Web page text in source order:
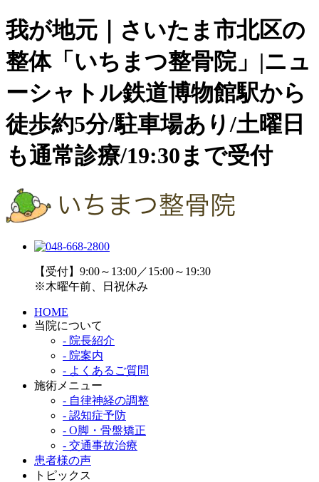
我が地元｜さいたま市北区の
整体「いちまつ整骨院」|ニュ
ーシャトル鉄道博物館駅から
徒歩約5分/駐車場あり/土曜日
も通常診療/19:30まで受付
【受付】9:00～13:00／15:00～19:30
※木曜午前、日祝休み
HOME
当院について
- 院長紹介
- 院案内
- よくあるご質問
施術メニュー
- 自律神経の調整
- 認知症予防
- O脚・骨盤矯正
- 交通事故治療
患者様の声
トピックス